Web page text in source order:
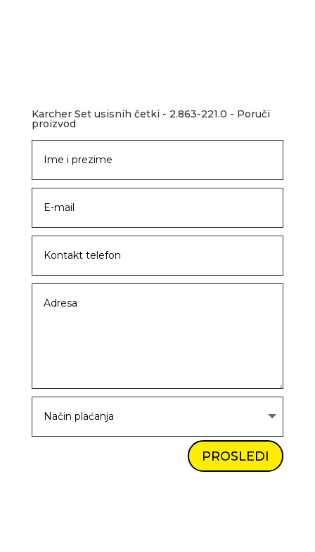
Karcher Set usisnih četki - 2.863-221.0 - Poruči
proizvod
PROSLEDI